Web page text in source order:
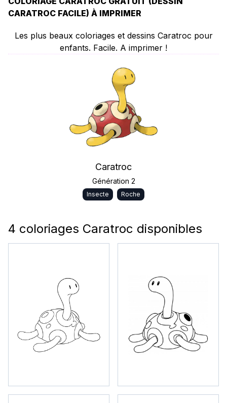
CARATROC FACILE) À IMPRIMER
Les plus beaux coloriages et dessins Caratroc pour
enfants. Facile. A imprimer !
Caratroc
Génération 2
Insecte Roche
4 coloriages Caratroc disponibles